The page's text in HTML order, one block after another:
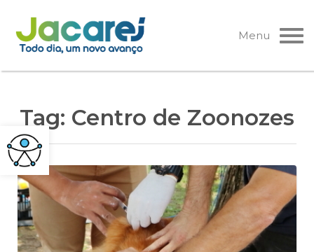
Pular
para
o
Menu
Tag: Centro de Zoonozes